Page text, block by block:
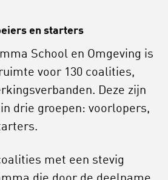
en starters
School en Omgeving is
voor 130 coalities,
Deze zijn
drie groepen: voorlopers,
met een stevig